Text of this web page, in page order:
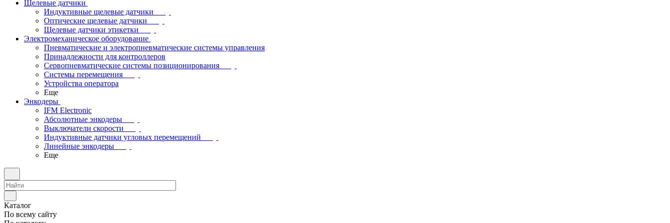
Щелевые датчики
Индуктивные щелевые датчики
Оптические щелевые датчики
Щелевые датчики этикетки
Электромеханическое оборудование
Пневматические и электропневматические системы управления
Принадлежности для контроллеров
Сервопневматические системы позиционирования
Системы перемещения
Устройства оператора
Еще
Энкодеры
IFM Electronic
Абсолютные энкодеры
Выключатели скорости
Индуктивные датчики угловых перемещений
Линейные энкодеры
Еще
Каталог
По всему сайту